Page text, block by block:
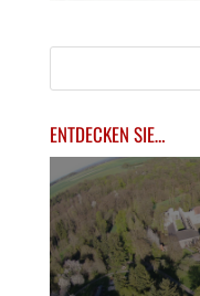
ENTDECKEN SIE…